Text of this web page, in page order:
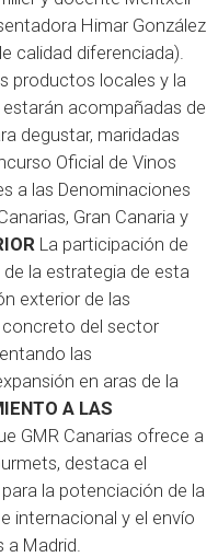
Himar González
calidad diferenciada).
productos locales y la
acompañadas de
degustar, maridadas
Oficial de Vinos
a las Denominaciones
Gran Canaria y
La participación de
la estrategia de esta
exterior de las
concreto del sector
las
en aras de la
A LAS
GMR Canarias ofrece a
destaca el
la potenciación de la
internacional y el envío
a Madrid.